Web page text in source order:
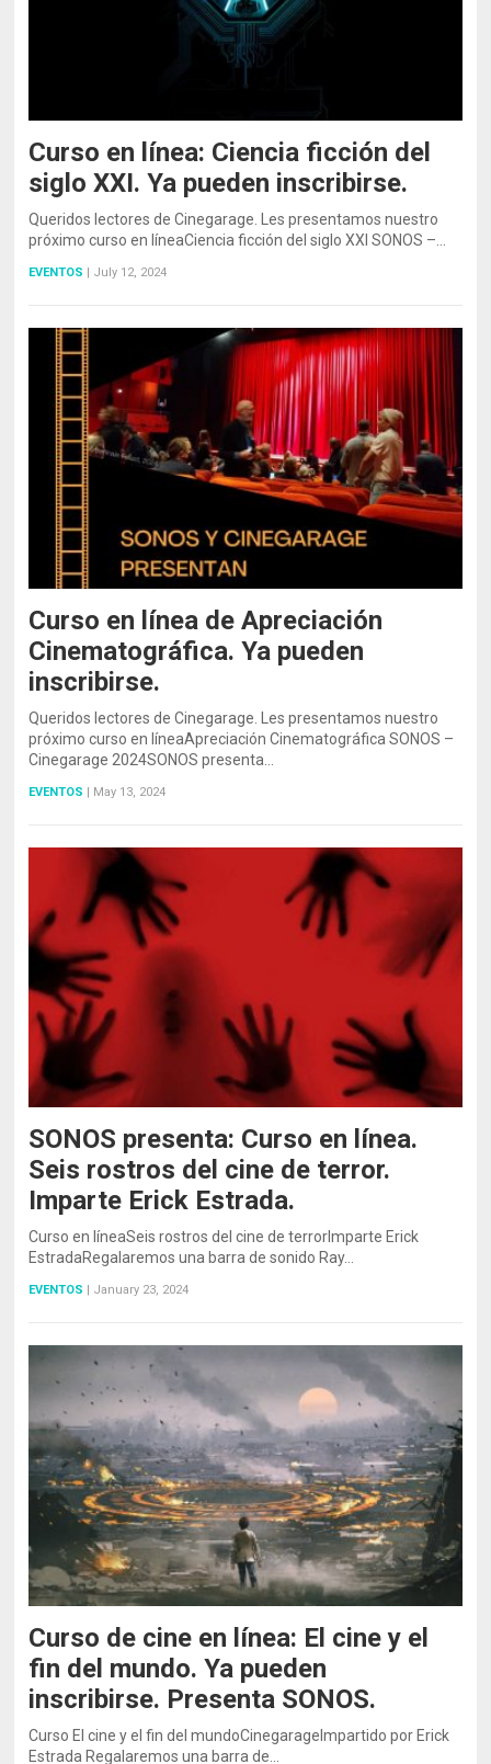
Curso en línea: Ciencia ficción del
siglo XXI. Ya pueden inscribirse.
Queridos lectores de Cinegarage. Les presentamos nuestro
próximo curso en líneaCiencia ficción del siglo XXI SONOS –…
EVENTOS July 12, 2024
Curso en línea de Apreciación
Cinematográfica. Ya pueden
inscribirse.
Queridos lectores de Cinegarage. Les presentamos nuestro
próximo curso en líneaApreciación Cinematográfica SONOS –
Cinegarage 2024SONOS presenta…
EVENTOS | May 13, 2024
SONOS presenta: Curso en línea.
Seis rostros del cine de terror.
Imparte Erick Estrada.
Curso en líneaSeis rostros del cine de terrorImparte Erick
EstradaRegalaremos una barra de sonido Ray…
EVENTOS January 23, 2024
Curso de cine en línea: El cine y el
fin del mundo. Ya pueden
inscribirse. Presenta SONOS.
Curso El cine y el fin del mundoCinegarageImpartido por Erick
Estrada Regalaremos una barra de…